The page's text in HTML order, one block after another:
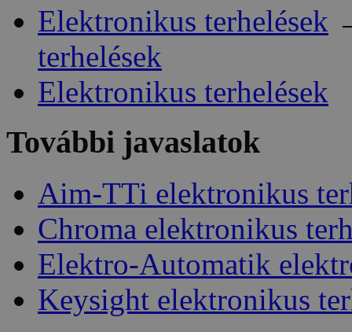
Elektronikus terhelések
terhelések
Elektronikus terhelések
További javaslatok
Aim-TTi elektronikus
Chroma elektronikus
Elektro-Automatik
Keysight elektronikus